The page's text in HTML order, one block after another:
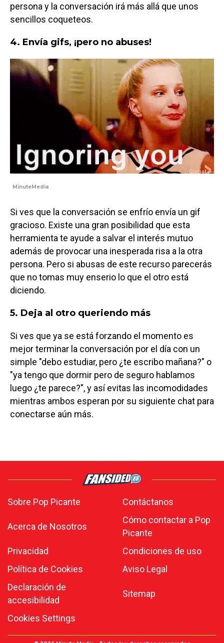
persona y la conversación irá más allá que unos
sencillos coqueteos.
4. Envía gifs, ¡pero no abuses!
MinuteMedia
Si ves que la conversación se enfrío envía un gif
gracioso. Existe una gran posibilidad que esta
herramienta te ayude a salvar el interés mutuo
además de provocar una inesperada risa a la otra
persona. Pero si abusas de este recurso parecerás
que no tomas muy enserio lo que el otro está
diciendo.
5. Deja al otro queriendo más
Si ves que ya se está forzando el momento es
mejor terminar la conversación por el día con un
simple "debo estudiar, pero ¿te escribo mañana?" o
"ya tengo que dormir pero de seguro hablamos
luego ¿te parece?", y así evitas las incomodidades
mientras ambos esperan por su siguiente chat para
conectarse aún más.
Sobre Pop Picante Contáctanos
Acerca de Nosotros
Cómo contactar a Pop
Picante
Privacidad
Condiciones de uso
Política de Cookies
Aviso Legal
Declaración de
accesibilidad
Sitemap
Cookies Settings